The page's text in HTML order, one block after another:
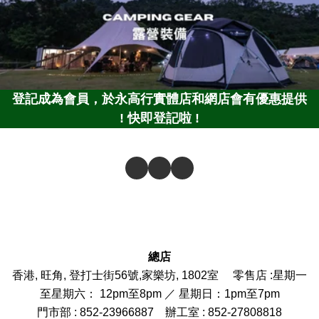
登記成為會員，於永高行實體店和網店會有優惠提供
! 快即登記啦 !
總店
香港, 旺角, 登打士街56號,家樂坊, 1802室 零售店 :星期一
至星期六： 12pm至8pm ／ 星期日：1pm至7pm
門市部 : 852-23966887 辦工室 : 852-27808818